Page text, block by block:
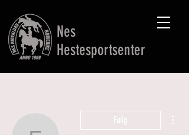
Nes
Hestesportsenter
Følg